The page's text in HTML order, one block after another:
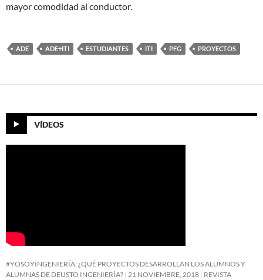
mayor comodidad al conductor.
ADE ADE+ITI ESTUDIANTES ITI PFG PROYECTOS
VÍDEOS
#YOSOYINGENIERÍA: ¿QUÉ PROYECTOS DESARROLLAN LOS ALUMNOS Y
ALUMNAS DE DEUSTO INGENIERÍA? 21 NOVIEMBRE, 2018 REVISTA